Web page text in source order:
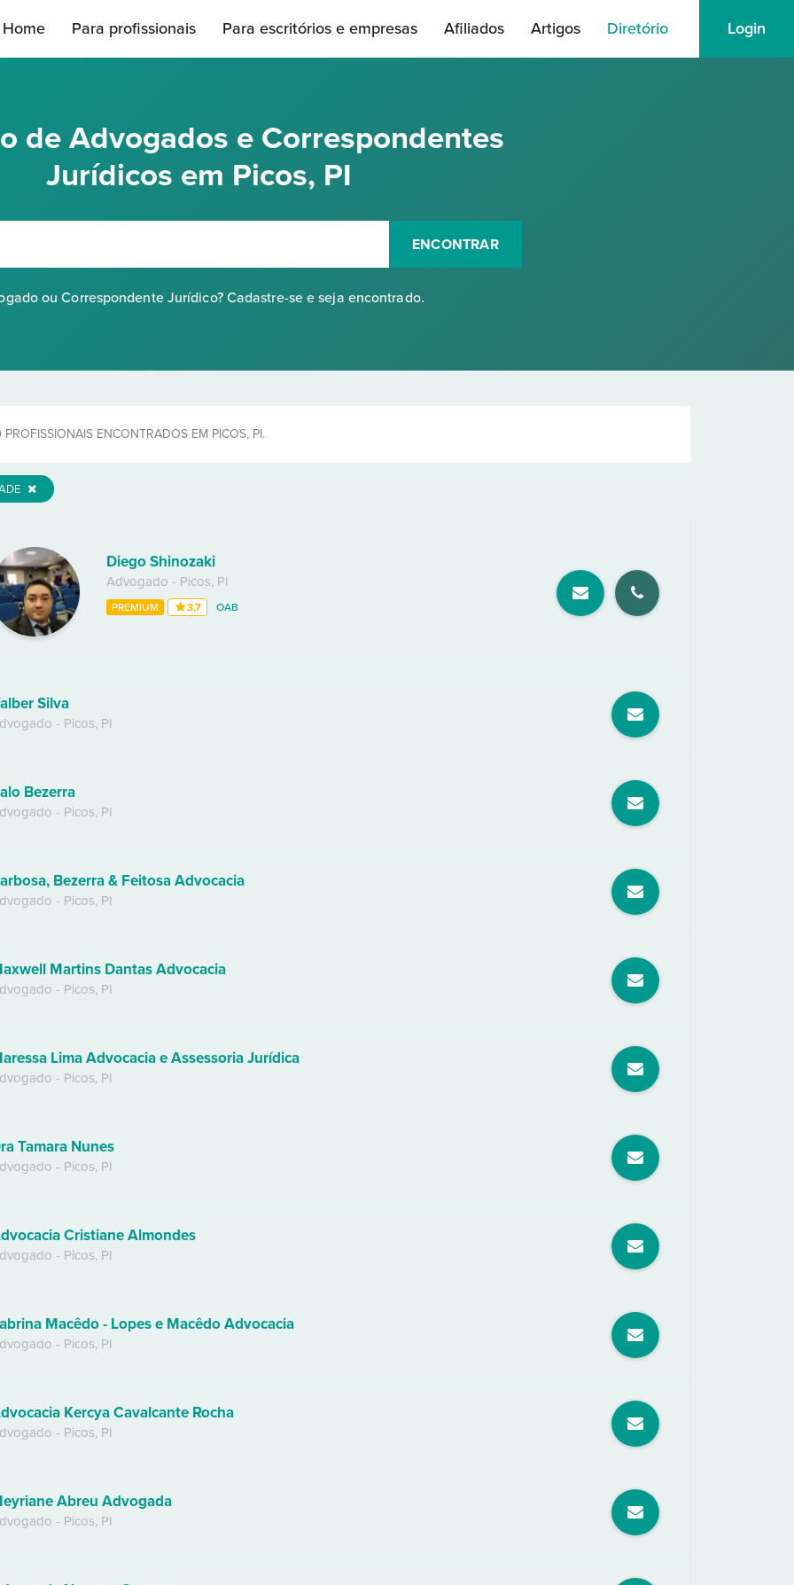
Home Para profissionais Para escritórios e empresas Afiliados Artigos Diretório Login
de Advogados e Correspondentes
Jurídicos em Picos, PI
ENCONTRAR
ou Correspondente Jurídico? Cadastre-se e seja encontrado.
PROFISSIONAIS ENCONTRADOS EM PICOS, PI.
Diego Shinozaki
Advogado - Picos, PI
PREMIUM 3,7 OAB
Silva
- Picos, PI
Bezerra
- Picos, PI
Bezerra & Feitosa Advocacia
- Picos, PI
Martins Dantas Advocacia
- Picos, PI
Lima Advocacia e Assessoria Jurídica
- Picos, PI
Tamara Nunes
- Picos, PI
Cristiane Almondes
- Picos, PI
Macêdo - Lopes e Macêdo Advocacia
- Picos, PI
Kercya Cavalcante Rocha
- Picos, PI
Abreu Advogada
- Picos, PI